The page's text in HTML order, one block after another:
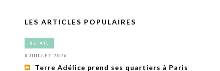
LES ARTICLES POPULAIRES
RETAIL
8 JUILLET 2026
Terre Adélice prend ses quartiers à Paris